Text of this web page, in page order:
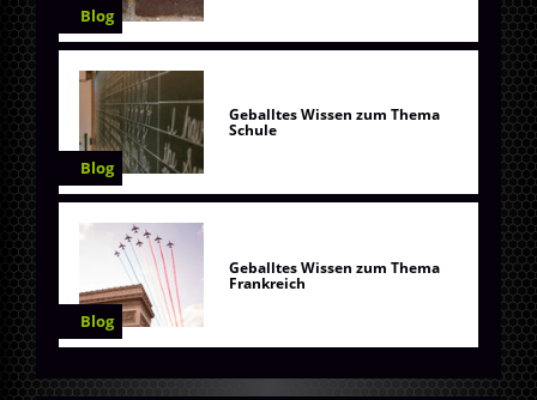
Blog
Blog
Geballtes Wissen zum Thema
Schule
Blog
Geballtes Wissen zum Thema
Frankreich